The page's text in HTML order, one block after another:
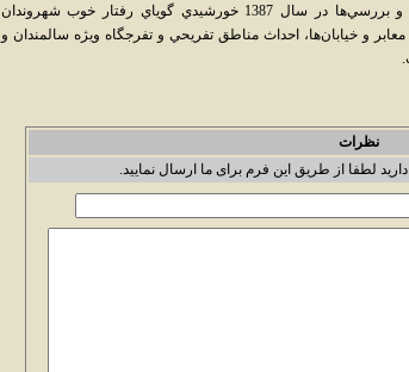
اين شهر داراي يک مرکز نگهداري سالمندان است و بررسي‌ها در سال 1387 خورشيدي گوياي رفتار خوب شهروندان
و خيابان‌ها، احداث مناطق تفريحي و تفرجگاه ويژه سالمندان و
نظرات
لطفا از طریق این فرم برای ما ارسال نمایید.